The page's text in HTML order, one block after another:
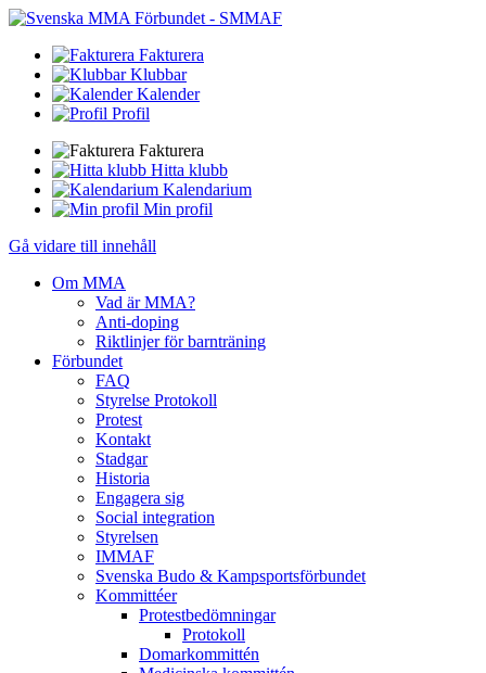
Fakturera
Klubbar
Kalender
Profil
Fakturera
Hitta klubb
Kalendarium
Min profil
Gå vidare till innehåll
Om MMA
Vad är MMA?
Anti-doping
Riktlinjer för barnträning
Förbundet
FAQ
Styrelse Protokoll
Protest
Kontakt
Stadgar
Historia
Engagera sig
Social integration
Styrelsen
IMMAF
Svenska Budo & Kampsportsförbundet
Kommittéer
Protestbedömningar
Protokoll
Domarkommittén